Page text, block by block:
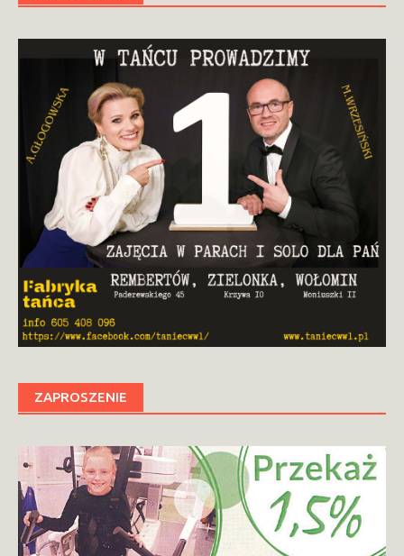
ZAPROSZENIE